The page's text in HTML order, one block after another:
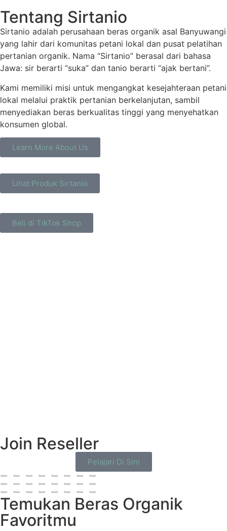
Tentang Sirtanio
Sirtanio adalah perusahaan beras organik asal Banyuwangi
yang lahir dari komunitas petani lokal dan pusat pelatihan
pertanian organik. Nama “Sirtanio” berasal dari bahasa
Jawa: sir berarti “suka” dan tanio berarti “ajak bertani”.
Kami memiliki misi untuk mengangkat kesejahteraan petani
lokal melalui praktik pertanian berkelanjutan, sambil
menyediakan beras berkualitas tinggi yang menyehatkan
konsumen global.
Learn More About Us
Lihat Produk Sirtanio
Beli di TikTok Shop
Join Reseller
Pelajari Di Sini
Temukan Beras Organik
Favoritmu